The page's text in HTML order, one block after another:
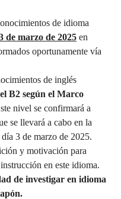
de idioma
de marzo de 2025 en
oportunamente vía
de inglés
B2 según el Marco
nivel se confirmará a
se llevará a cabo en la
3 de marzo de 2025.
y motivación para
en este idioma.
de investigar en idioma